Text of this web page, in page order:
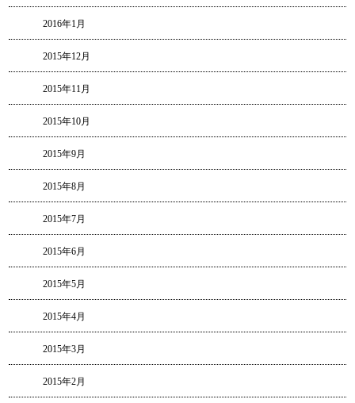
2016年1月
2015年12月
2015年11月
2015年10月
2015年9月
2015年8月
2015年7月
2015年6月
2015年5月
2015年4月
2015年3月
2015年2月